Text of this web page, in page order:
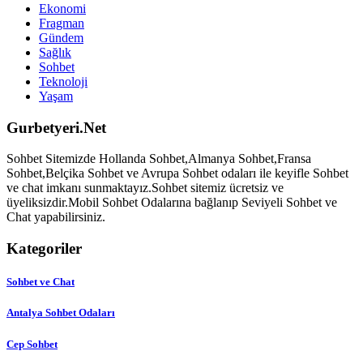
Ekonomi
Fragman
Gündem
Sağlık
Sohbet
Teknoloji
Yaşam
Gurbetyeri.Net
Sohbet Sitemizde Hollanda Sohbet,Almanya Sohbet,Fransa
Sohbet,Belçika Sohbet ve Avrupa Sohbet odaları ile keyifle Sohbet
ve chat imkanı sunmaktayız.Sohbet sitemiz ücretsiz ve
üyeliksizdir.Mobil Sohbet Odalarına bağlanıp Seviyeli Sohbet ve
Chat yapabilirsiniz.
Kategoriler
Sohbet ve Chat
Antalya Sohbet Odaları
Cep Sohbet